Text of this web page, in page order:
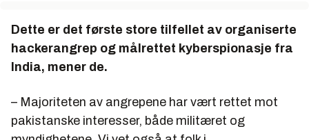
Dette er det første store tilfellet av organiserte
hackerangrep og målrettet kyberspionasje fra
India, mener de.
– Majoriteten av angrepene har vært rettet mot
pakistanske interesser, både militæret og